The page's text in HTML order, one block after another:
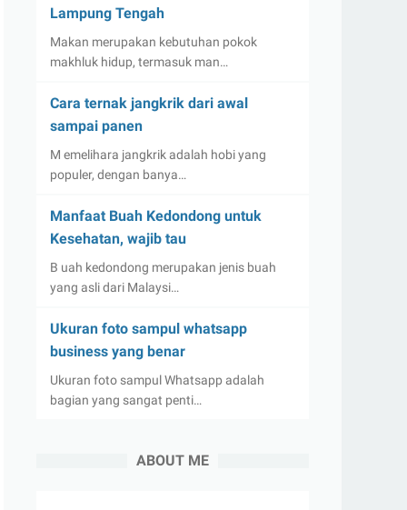
Lampung Tengah
Makan merupakan kebutuhan pokok
makhluk hidup, termasuk man…
Cara ternak jangkrik dari awal
sampai panen
M emelihara jangkrik adalah hobi yang
populer, dengan banya…
Manfaat Buah Kedondong untuk
Kesehatan, wajib tau
B uah kedondong merupakan jenis buah
yang asli dari Malaysi…
Ukuran foto sampul whatsapp
business yang benar
Ukuran foto sampul Whatsapp adalah
bagian yang sangat penti…
ABOUT ME